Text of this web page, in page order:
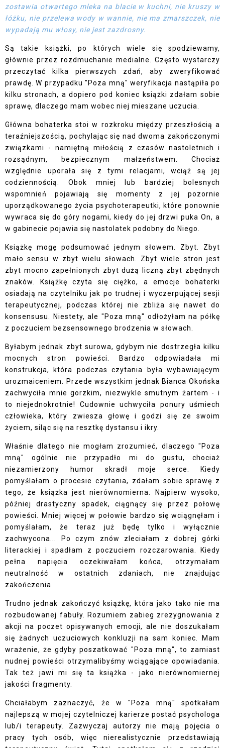
zostawia otwartego mleka na blacie w kuchni, nie kruszy w
łóżku, nie przelewa wody w wannie, nie ma zmarszczek, nie
wypadają mu włosy, nie jest zazdrosny.
Są takie książki, po których wiele się spodziewamy,
głównie przez rozdmuchanie medialne. Często wystarczy
przeczytać kilka pierwszych zdań, aby zweryfikować
prawdę. W przypadku "Poza mną" weryfikacja nastąpiła po
kilku stronach, a dopiero pod koniec książki zdałam sobie
sprawę, dlaczego mam wobec niej mieszane uczucia.
Główna bohaterka stoi w rozkroku między przeszłością a
teraźniejszością, pochylając się nad dwoma zakończonymi
związkami - namiętną miłością z czasów nastoletnich i
rozsądnym, bezpiecznym małżeństwem. Chociaż
względnie uporała się z tymi relacjami, wciąż są jej
codziennością. Obok mniej lub bardziej bolesnych
wspomnień pojawiają się momenty z jej pozornie
uporządkowanego życia psychoterapeutki, które ponownie
wywraca się do góry nogami, kiedy do jej drzwi puka On, a
w gabinecie pojawia się nastolatek podobny do Niego.
Książkę mogę podsumować jednym słowem. Zbyt. Zbyt
mało sensu w zbyt wielu słowach. Zbyt wiele stron jest
zbyt mocno zapełnionych zbyt dużą liczną zbyt zbędnych
znaków. Książkę czyta się ciężko, a emocje bohaterki
osiadają na czytelniku jak po trudnej i wyczerpującej sesji
terapeutycznej, podczas której nie zbliża się nawet do
konsensusu. Niestety, ale "Poza mną" odłożyłam na półkę
z poczuciem bezsensownego brodzenia w słowach.
Byłabym jednak zbyt surowa, gdybym nie dostrzegła kilku
mocnych stron powieści. Bardzo odpowiadała mi
konstrukcja, która podczas czytania była wybawiającym
urozmaiceniem. Przede wszystkim jednak Bianca Okońska
zachwyciła mnie gorzkim, niezwykle smutnym żartem - i
to niejednokrotnie! Cudownie uchwyciła ponury uśmiech
człowieka, który zwiesza głowę i godzi się ze swoim
życiem, siląc się na resztkę dystansu i ikry.
Właśnie dlatego nie mogłam zrozumieć, dlaczego "Poza
mną" ogólnie nie przypadło mi do gustu, chociaż
niezamierzony humor skradł moje serce. Kiedy
pomyślałam o procesie czytania, zdałam sobie sprawę z
tego, że książka jest nierównomierna. Najpierw wysoko,
później drastyczny spadek, ciągnący się przez połowę
powieści. Mniej więcej w połowie bardzo się wciągnęłam i
pomyślałam, że teraz już będę tylko i wyłącznie
zachwycona... Po czym znów zleciałam z dobrej górki
literackiej i spadłam z poczuciem rozczarowania. Kiedy
pełna napięcia oczekiwałam końca, otrzymałam
neutralność w ostatnich zdaniach, nie znajdując
zakończenia.
Trudno jednak zakończyć książkę, która jako tako nie ma
rozbudowanej fabuły. Rozumiem zabieg zrezygnowania z
akcji na poczet opisywanych emocji, ale nie doszukałam
się żadnych uczuciowych konkluzji na sam koniec. Mam
wrażenie, że gdyby poszatkować "Poza mną", to zamiast
nudnej powieści otrzymalibyśmy wciągające opowiadania.
Tak też jawi mi się ta książka - jako nierównomiernej
jakości fragmenty.
Chciałabym zaznaczyć, że w "Poza mną" spotkałam
najlepszą w mojej czytelniczej karierze postać psychologa
lub/i terapeuty. Zazwyczaj autorzy nie mają pojęcia o
pracy tych osób, więc nierealistycznie przedstawiają